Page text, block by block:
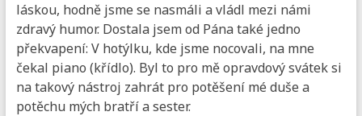
láskou, hodně jsme se nasmáli a vládl mezi námi
zdravý humor. Dostala jsem od Pána také jedno
překvapení: V hotýlku, kde jsme nocovali, na mne
čekal piano (křídlo). Byl to pro mě opravdový svátek si
na takový nástroj zahrát pro potěšení mé duše a
potěchu mých bratří a sester.